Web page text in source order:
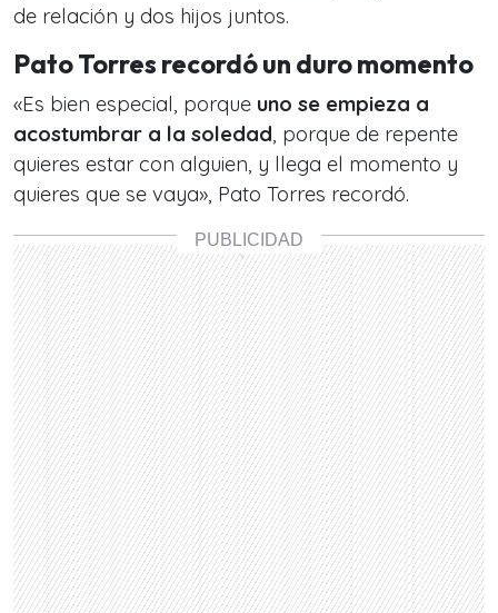
de relación y dos hijos juntos.
Pato Torres recordó un duro momento
«Es bien especial, porque uno se empieza a
acostumbrar a la soledad, porque de repente
quieres estar con alguien, y llega el momento y
quieres que se vaya», Pato Torres recordó.